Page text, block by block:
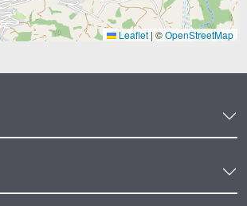
Leaflet | ©OpenStreetMap